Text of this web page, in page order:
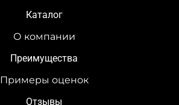
Каталог
О компании
Преимущества
Примеры оценок
Отзывы